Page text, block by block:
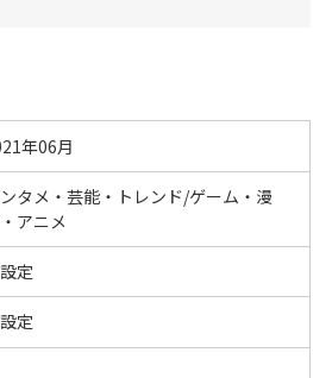
年06月
タメ・芸能・トレンド/ゲーム・漫
アニメ
定
定